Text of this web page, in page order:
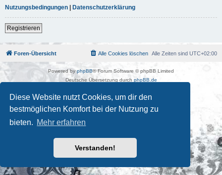
Diese Website nutzt Cookies, um dir den
bestmöglichen Komfort bei der Nutzung zu
bieten. Mehr erfahren
Verstanden!
Nutzungsbedingungen | Datenschutzerklärung
Registrieren
Foren-Übersicht Alle Zeiten sind UTC+02:00
Alle Cookies löschen
Powered byphpBB® Forum Software © phpBB Limited
Deutsche Übersetzung durch phpBB.de
Datenschutz| Nutzungsbedingungen